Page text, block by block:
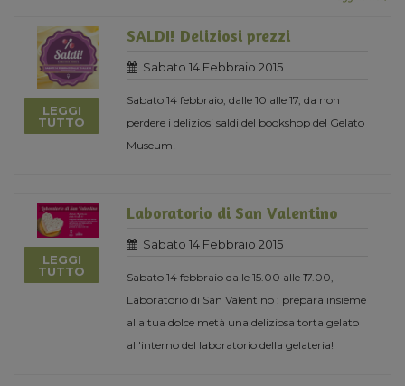
LEGGI
TUTTO
SALDI! Deliziosi prezzi
Sabato 14 Febbraio 2015
Sabato 14 febbraio, dalle 10 alle 17, da non
perdere i deliziosi saldi del bookshop del Gelato
Museum!
LEGGI
TUTTO
Laboratorio di San Valentino
Sabato 14 Febbraio 2015
Sabato 14 febbraio dalle 15.00 alle 17.00,
Laboratorio di San Valentino : prepara insieme
alla tua dolce metà una deliziosa torta gelato
all'interno del laboratorio della gelateria!